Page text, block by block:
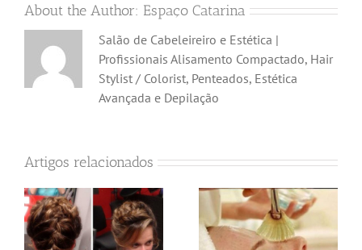
About the Author: Espaço Catarina
Salão de Cabeleireiro e Estética |
Profissionais Alisamento Compactado, Hair
Stylist / Colorist, Penteados, Estética
Avançada e Depilação
Artigos relacionados